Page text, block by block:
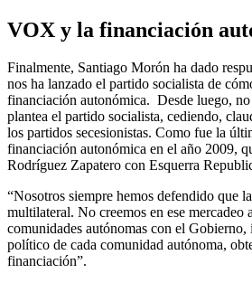
VOX y la financiación
Finalmente, Santiago Morón ha dado
nos ha lanzado el partido socialista de
financiación autonómica. Desde luego,
plantea el partido socialista, cediendo,
los partidos secesionistas. Como fue la
financiación autonómica en el año 2009,
Rodríguez Zapatero con Esquerra
“Nosotros siempre hemos defendido que
multilateral. No creemos en ese mercadeo
comunidades autónomas con el Gobierno,
político de cada comunidad autónoma,
financiación”.